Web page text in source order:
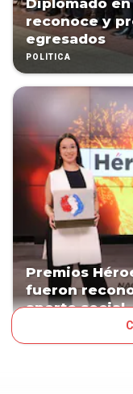
Diplomado
reconoce y
egresados
POLÍTICA
Premios
fueron
aporte social